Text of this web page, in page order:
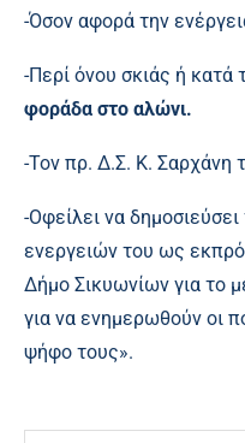
-Όσον αφορά την
-Περί όνου σκιάς ή κατά
φοράδα στο αλώνι.
-Τον πρ. Δ.Σ. Κ. Σαρχάνη
-Οφείλει να
ενεργειών του ως
Δήμο Σικυωνίων για το
για να ενημερωθούν οι
ψήφο τους».